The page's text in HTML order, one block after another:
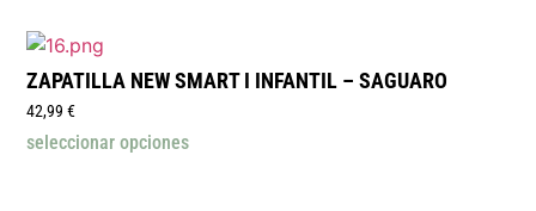
ZAPATILLA NEW SMART I INFANTIL – SAGUARO
42,99€
seleccionar opciones